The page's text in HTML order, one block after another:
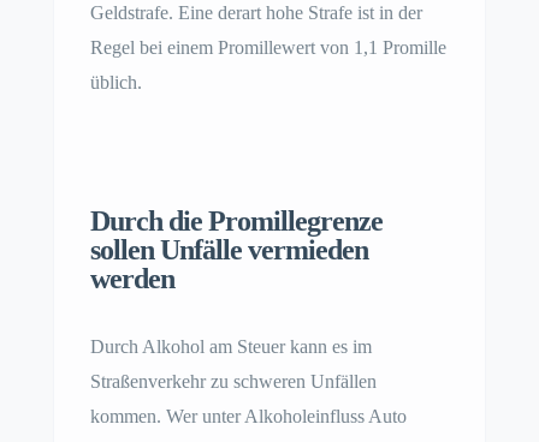
Geldstrafe. Eine derart hohe Strafe ist in der
Regel bei einem Promillewert von 1,1 Promille
üblich.
Durch die Promillegrenze
sollen Unfälle vermieden
werden
Durch Alkohol am Steuer kann es im
Straßenverkehr zu schweren Unfällen
kommen. Wer unter Alkoholeinfluss Auto